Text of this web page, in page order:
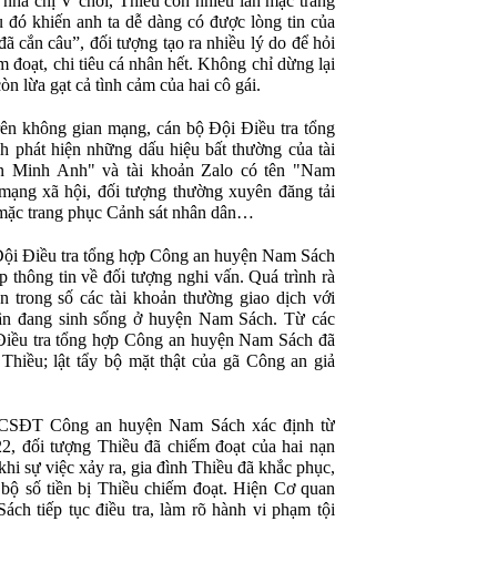
đó khiến anh ta dễ dàng có được lòng tin của
cắn câu”, đối tượng tạo ra nhiều lý do để hỏi
đoạt, chi tiêu cá nhân hết. Không chỉ dừng lại
lừa gạt cả tình cảm của hai cô gái.
không gian mạng, cán bộ Đội Điều tra tổng
phát hiện những dấu hiệu bất thường của tài
Minh Anh" và tài khoản Zalo có tên "Nam
xã hội, đối tượng thường xuyên đăng tải
trang phục Cảnh sát nhân dân…
Điều tra tổng hợp Công an huyện Nam Sách
thông tin về đối tượng nghi vấn. Quá trình rà
trong số các tài khoản thường giao dịch với
đang sinh sống ở huyện Nam Sách. Từ các
tra tổng hợp Công an huyện Nam Sách đã
lật tẩy bộ mặt thật của gã Công an giả
Công an huyện Nam Sách xác định từ
đối tượng Thiều đã chiếm đoạt của hai nạn
sự việc xảy ra, gia đình Thiều đã khắc phục,
số tiền bị Thiều chiếm đoạt. Hiện Cơ quan
tiếp tục điều tra, làm rõ hành vi phạm tội